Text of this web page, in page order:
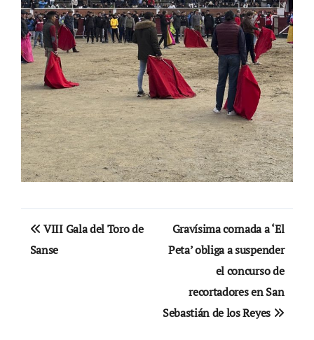
Navegación
de
VIII Gala del Toro de
Sanse
Gravísima cornada a ‘El
Peta’ obliga a suspender
el concurso de
recortadores en San
Sebastián de los Reyes